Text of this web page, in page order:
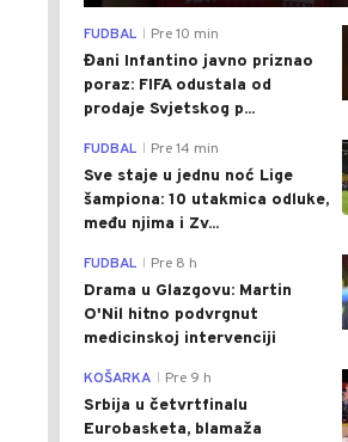
FUDBAL Pre 10 min
Đani Infantino javno priznao
poraz: FIFA odustala od
prodaje Svjetskog p...
FUDBAL Pre 14 min
Sve staje u jednu noć Lige
šampiona: 10 utakmica odluke,
među njima i Zv...
FUDBAL Pre 8 h
Drama u Glazgovu: Martin
O'Nil hitno podvrgnut
medicinskoj intervenciji
KOŠARKA Pre 9 h
Srbija u četvrtfinalu
Eurobasketa, blamaža